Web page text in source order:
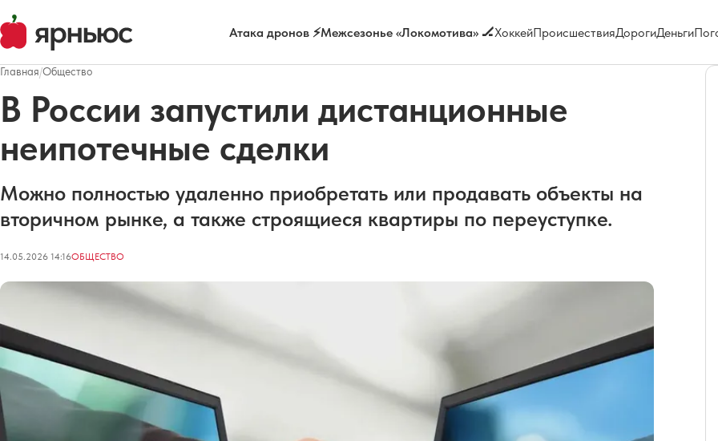
Атака дронов ⚡Межсезонье «Локомотива» 🏒ХоккейПроисшествияДорогиДеньги
Главная/Общество
В России запустили дистанционные
неипотечные сделки
Можно полностью удаленно приобретать или продавать объекты на
вторичном рынке, а также строящиеся квартиры по переуступке.
14.05.2026 14:16ОБЩЕСТВО